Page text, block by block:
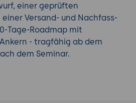
allein macht, sondern weil
Vorarbeiten übernimmt und
Preis-Spielräume und
konzentrieren kann.
MVP-Prinzip: Statt einer
einer geprüften
Versand- und Nachfass-
Tage-Roadmap mit
- tragfähig ab dem
dem Seminar.